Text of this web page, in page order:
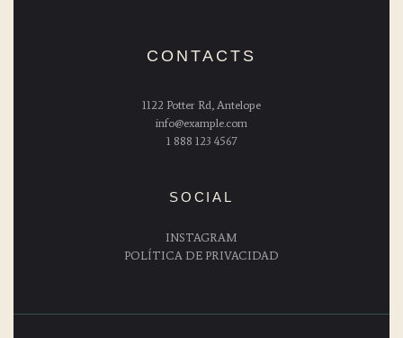
CONTACTS
1122 Potter Rd, Antelope
info@example.com
1 888 123 4567
SOCIAL
INSTAGRAM
POLÍTICA DE PRIVACIDAD